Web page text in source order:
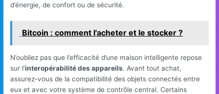
d’énergie, de confort ou de sécurité.
Bitcoin : comment l'acheter et le stocker ?
N’oubliez pas que l’efficacité d’une maison intelligente repose
sur l’interopérabilité des appareils. Avant tout achat,
assurez-vous de la compatibilité des objets connectés entre
eux et avec votre système de contrôle central. Certains